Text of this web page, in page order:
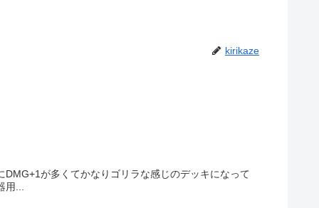
kirikaze
が多くてかなりゴリラな感じのデッキになって
...